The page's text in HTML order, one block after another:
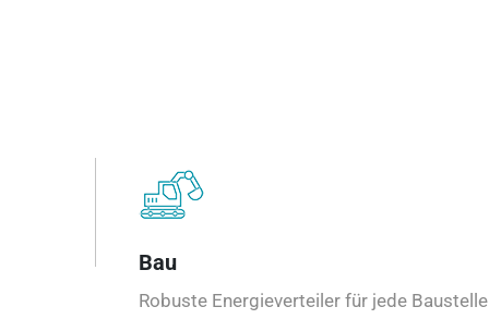
Bau
Robuste Energieverteiler für jede Baustelle